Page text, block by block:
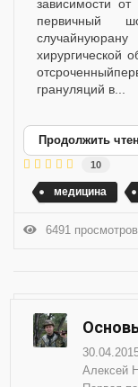
зависимости
первичный
хирургической
грануляций в...
Продолжить
10
медицина
6491 просмотров
Алексей